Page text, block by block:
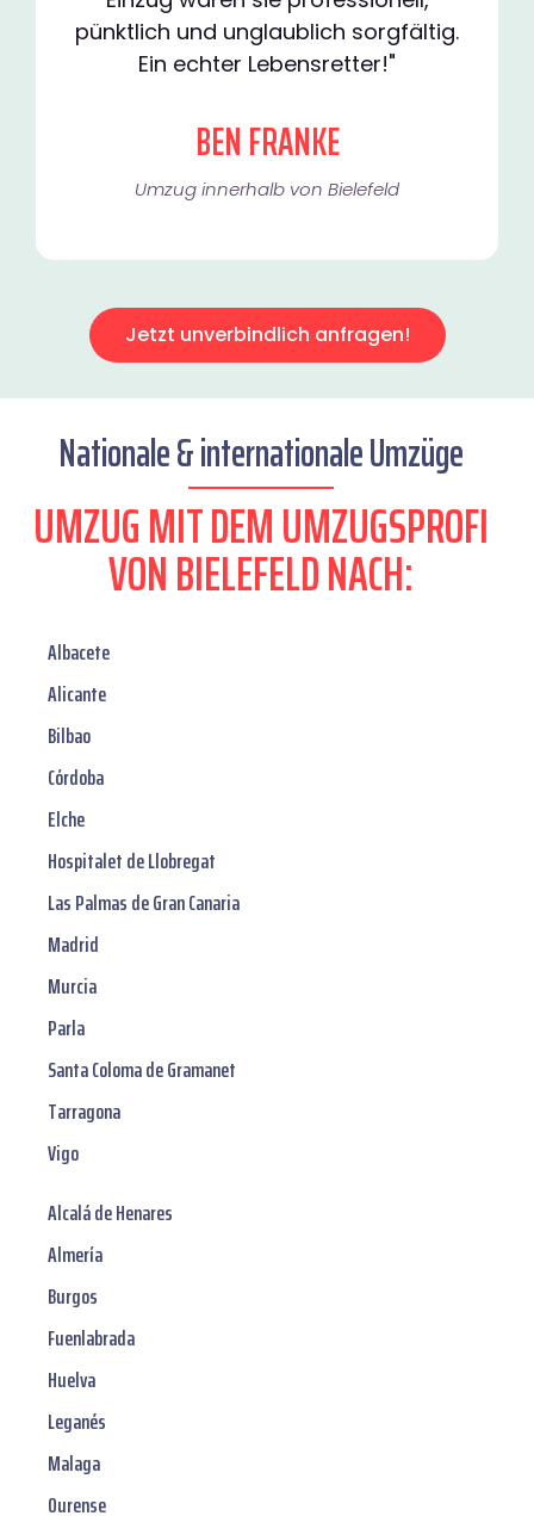
pünktlich und unglaublich sorgfältig.
Ein echter Lebensretter!"
BEN FRANKE
Umzug innerhalb von Bielefeld​
Jetzt unverbindlich anfragen!
Nationale & internationale Umzüge
UMZUG MIT DEM UMZUGSPROFI
VON BIELEFELD NACH:
Albacete
Alicante
Bilbao
Córdoba
Elche
Hospitalet de Llobregat
Las Palmas de Gran Canaria
Madrid
Murcia
Parla
Santa Coloma de Gramanet
Tarragona
Vigo
Alcalá de Henares
Almería
Burgos
Fuenlabrada
Huelva
Leganés
Malaga
Ourense